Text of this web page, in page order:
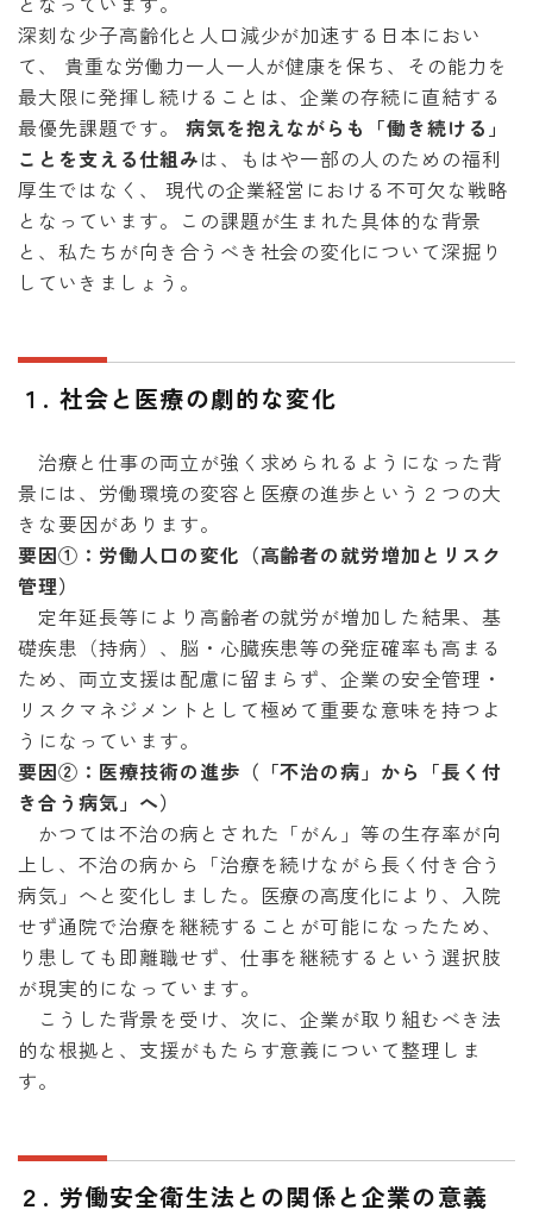
深刻な少子高齢化と人口減少が加速する日本におい
て、 貴重な労働力一人一人が健康を保ち、その能力を
最大限に発揮し続けることは、企業の存続に直結する
最優先課題です。 病気を抱えながらも「働き続ける」
ことを支える仕組みは、もはや一部の人のための福利
厚生ではなく、 現代の企業経営における不可欠な戦略
となっています。この課題が生まれた具体的な背景
と、私たちが向き合うべき社会の変化について深掘り
していきましょう。
１. 社会と医療の劇的な変化
治療と仕事の両立が強く求められるようになった背
景には、労働環境の変容と医療の進歩という２つの大
きな要因があります。
要因①：労働人口の変化（高齢者の就労増加とリスク
管理）
定年延長等により高齢者の就労が増加した結果、基
礎疾患（持病）、脳・心臓疾患等の発症確率も高まる
ため、両立支援は配慮に留まらず、企業の安全管理・
リスクマネジメントとして極めて重要な意味を持つよ
うになっています。
要因②：医療技術の進歩（「不治の病」から「長く付
き合う病気」へ）
かつては不治の病とされた「がん」等の生存率が向
上し、不治の病から「治療を続けながら長く付き合う
病気」へと変化しました。医療の高度化により、入院
せず通院で治療を継続することが可能になったため、
り患しても即離職せず、仕事を継続するという選択肢
が現実的になっています。
こうした背景を受け、次に、企業が取り組むべき法
的な根拠と、支援がもたらす意義について整理しま
す。
２. 労働安全衛生法との関係と企業の意義